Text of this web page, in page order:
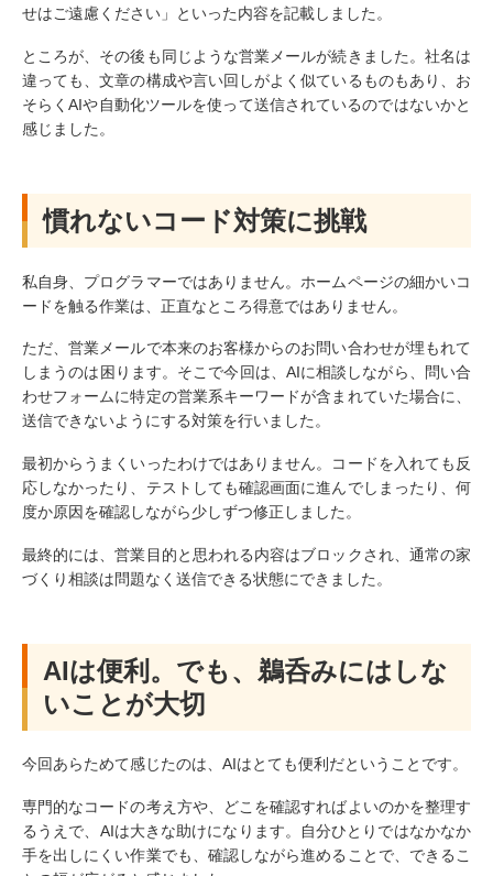
せはご遠慮ください」といった内容を記載しました。
ところが、その後も同じような営業メールが続きました。社名は
違っても、文章の構成や言い回しがよく似ているものもあり、お
そらくAIや自動化ツールを使って送信されているのではないかと
感じました。
慣れないコード対策に挑戦
私自身、プログラマーではありません。ホームページの細かいコ
ードを触る作業は、正直なところ得意ではありません。
ただ、営業メールで本来のお客様からのお問い合わせが埋もれて
しまうのは困ります。そこで今回は、AIに相談しながら、問い合
わせフォームに特定の営業系キーワードが含まれていた場合に、
送信できないようにする対策を行いました。
最初からうまくいったわけではありません。コードを入れても反
応しなかったり、テストしても確認画面に進んでしまったり、何
度か原因を確認しながら少しずつ修正しました。
最終的には、営業目的と思われる内容はブロックされ、通常の家
づくり相談は問題なく送信できる状態にできました。
AIは便利。でも、鵜呑みにはしな
いことが大切
今回あらためて感じたのは、AIはとても便利だということです。
専門的なコードの考え方や、どこを確認すればよいのかを整理す
るうえで、AIは大きな助けになります。自分ひとりではなかなか
手を出しにくい作業でも、確認しながら進めることで、できるこ